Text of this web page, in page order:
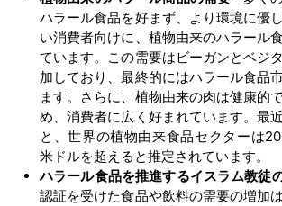
ハラール食品を好まず、より環境に優
い消費者向けに、植物由来のハラール
ています。この需要はビーガンとベジ
加しており、最終的にはハラール食品
ます。さらに、植物由来の肉は健康的
め、消費者に広く好まれています。最
と、世界の植物由来食品セクターは
米ドルを超えると推定されています。
ハラール食品を推進するイスラム教徒
認証を受けた食品や飲料の需要の増加